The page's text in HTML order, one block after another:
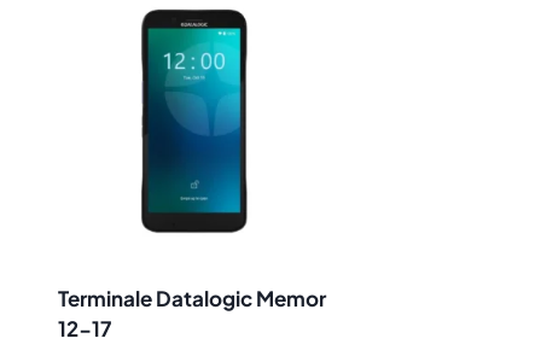
Terminale Datalogic Memor
12-17